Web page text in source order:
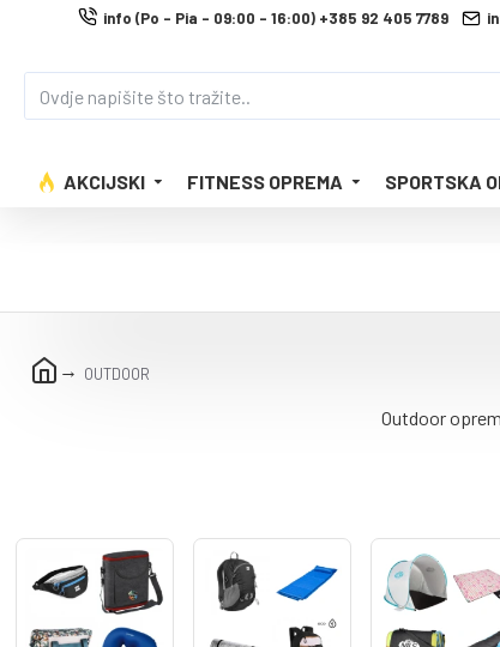
info (Po - Pia - 09:00 - 16:00) +385 92 405 7789
AKCIJSKI FITNESS OPREMA SPORTSKA
OUTDOOR
Outdoor